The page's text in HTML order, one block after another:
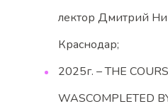
лектор Дмитрий
Краснодар;
2025г. – THE
WASCOMPLETED